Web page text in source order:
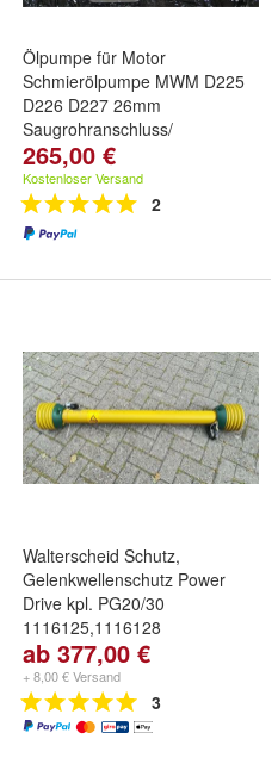
Ölpumpe für Motor
Schmierölpumpe MWM D225
D226 D227 26mm
Saugrohranschluss/
265,00 €
Kostenloser Versand
2
Walterscheid Schutz,
Gelenkwellenschutz Power
Drive kpl. PG20/30
1116125,1116128
ab 377,00 €
+ 8,00 € Versand
3